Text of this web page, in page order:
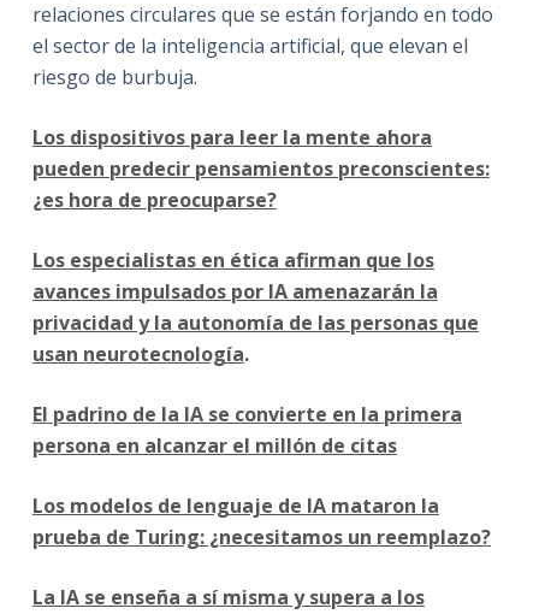
relaciones circulares que se están forjando en todo
el sector de la inteligencia artificial, que elevan el
riesgo de burbuja.
Los dispositivos para leer la mente ahora
pueden predecir pensamientos preconscientes:
¿es hora de preocuparse?
Los especialistas en ética afirman que los
avances impulsados por IA amenazarán la
privacidad y la autonomía de las personas que
usan neurotecnología.
El padrino de la IA se convierte en la primera
persona en alcanzar el millón de citas
Los modelos de lenguaje de IA mataron la
prueba de Turing: ¿necesitamos un reemplazo?
La IA se enseña a sí misma y supera a los